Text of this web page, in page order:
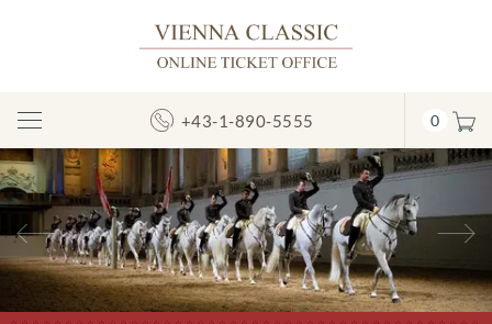
Navigation
umschalten
+43-1-890-5555 0
Vorheriges